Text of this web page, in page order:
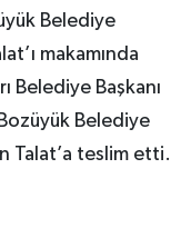
Belediye
makamında
Belediye Başkanı
Belediye
Talat’a teslim etti.